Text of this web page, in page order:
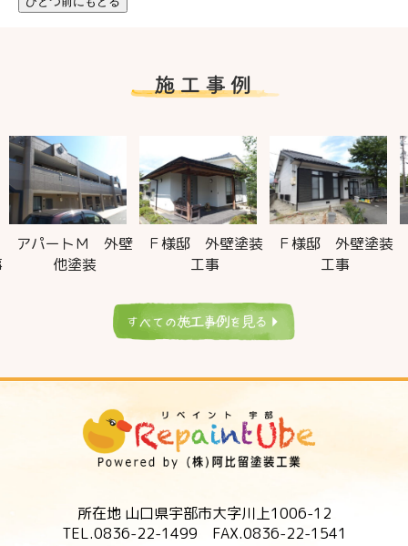
アパートＭ 外壁
他塗装
Ｆ様邸 外壁塗装
工事
Ｆ様邸 外壁塗装
工事
所在地 山口県宇部市大字川上1006-12
TEL.0836-22-1499 FAX.0836-22-1541